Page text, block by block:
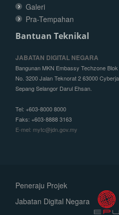
Galeri
Pra-Tempahan
Bantuan Teknikal
JABATAN DIGITAL NEGARA
Bangunan MKN Embassy Techzone Blok
No. 3200 Jalan Teknorat 2 63000
Sepang Selangor Darul Ehsan.
Tel: +603-8000 8000
Faks: +603-8888 3163
E-mel: mytc@jdn.gov.my
Peneraju Projek
Jabatan Digital Negara